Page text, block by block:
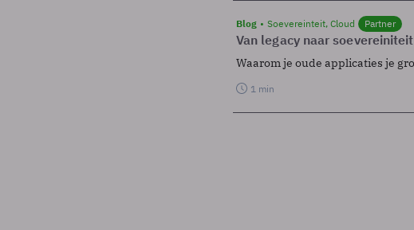
Blog Soevereinteit, Cloud Partner
Van legacy naar soevereiniteit
Waarom je oude applicaties je
1 min